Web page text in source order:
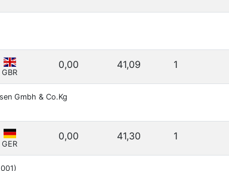
GBR
0,00 41,09 1
Gmbh & Co.Kg
GER
0,00 41,30 1